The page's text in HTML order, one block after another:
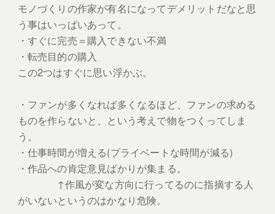
モノづくりの作家が有名になってデメリットだなと思
う事はいっぱいあって。
・すぐに完売＝購入できない不満
・転売目的の購入
この2つはすぐに思い浮かぶ。
・ファンが多くなれば多くなるほど、ファンの求める
ものを作らないと、という考えで物をつくってしま
う。
・仕事時間が増える(プライベートな時間が減る)
・作品への肯定意見ばかりが集まる。
↑作風が変な方向に行ってるのに指摘する人
がいないというのはかなり危険。